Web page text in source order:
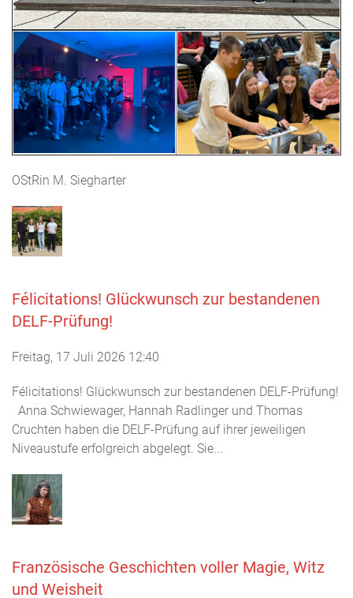
OStRin M. Siegharter
Félicitations! Glückwunsch zur bestandenen
DELF-Prüfung!
Freitag, 17 Juli 2026 12:40
Félicitations! Glückwunsch zur bestandenen DELF-Prüfung!
Anna Schwiewager, Hannah Radlinger und Thomas
Cruchten haben die DELF-Prüfung auf ihrer jeweiligen
Niveaustufe erfolgreich abgelegt. Sie...
Französische Geschichten voller Magie, Witz
und Weisheit